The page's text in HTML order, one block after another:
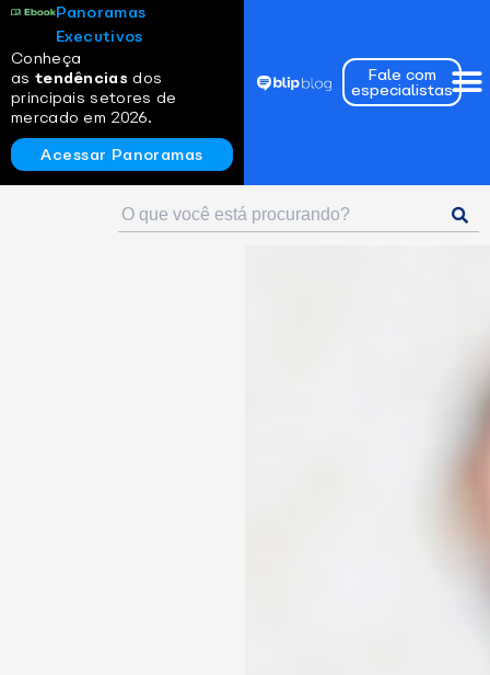
Panoramas
Executivos
Conheça
as tendências dos
principais setores de
mercado em 2026.
Acessar Panoramas
Fale com
especialistas